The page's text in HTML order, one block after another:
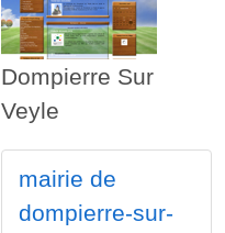
Dompierre Sur
Veyle
mairie de
dompierre-sur-